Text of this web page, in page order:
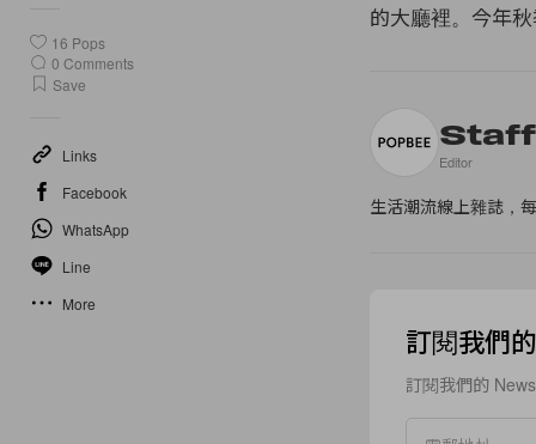
16 Pops
0 Comments
Save
Links
Facebook
WhatsApp
Line
More
的大廳裡。今年
Staff
Editor
生活潮流線上雜誌，
訂閱我們
訂閱我們的